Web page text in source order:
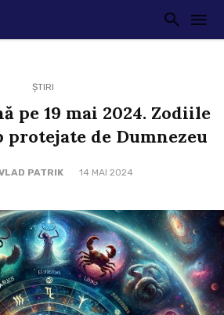
ȘTIRI
pe 19 mai 2024. Zodiile
protejate de Dumnezeu
PATRIK 14 MAI 2024